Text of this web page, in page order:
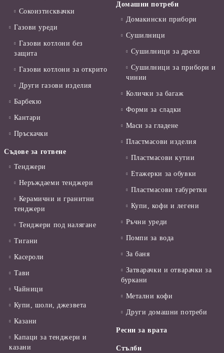
Сокоизтисквачки
Газови уреди
Газови котлони без
защита
Газови котлони за открито
Други газови изделия
Барбекю
Кантари
Пръскачки
Съдове за готвене
Тенджери
Неръждаеми тенджери
Керамични и гранитни
тенджери
Тенджери под налягане
Тигани
Касероли
Тави
Чайници
Купи, шоли, джезвета
Казани
Капаци за тенджери и
казани
Домашни потреби
Домакински прибори
Сушилници
Сушилници за дрехи
Сушилници за прибори и
чинии
Колички за багаж
Форми за сладки
Маси за гладене
Пластмасови изделия
Пластмасови кутии
Етажерки за обувки
Пластмасови табуретки
Купи, кофи и легени
Ръчни уреди
Помпи за вода
За баня
Затварачки и отварачки за
буркани
Метални кофи
Други домашни потреби
Ресни за врата
Стълби